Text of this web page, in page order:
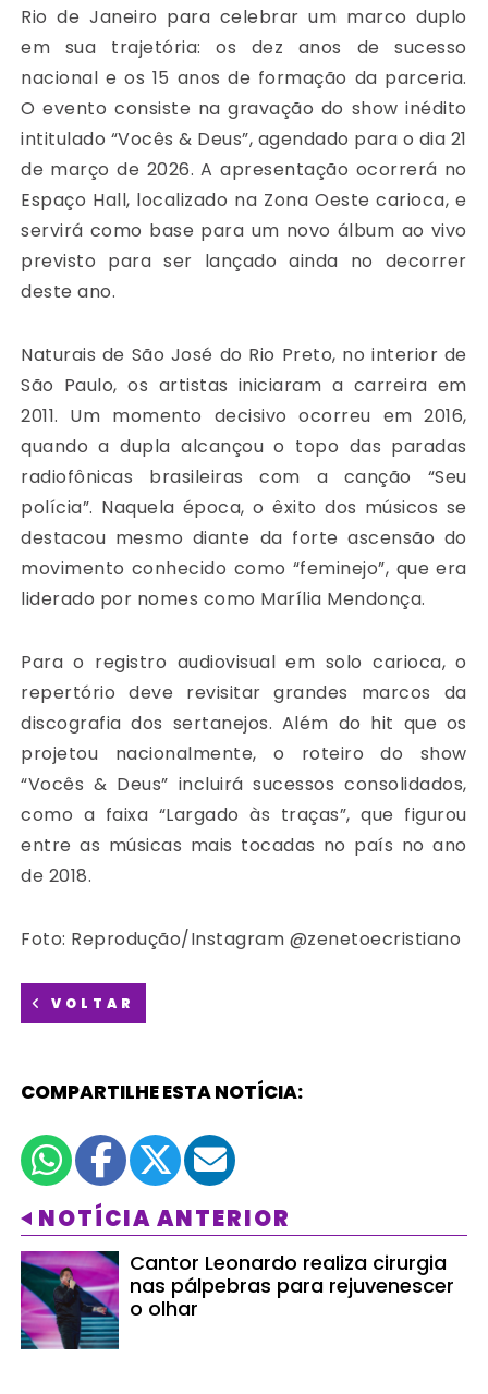
Rio de Janeiro para celebrar um marco duplo
em sua trajetória: os dez anos de sucesso
nacional e os 15 anos de formação da parceria.
O evento consiste na gravação do show inédito
intitulado “Vocês & Deus”, agendado para o dia 21
de março de 2026. A apresentação ocorrerá no
Espaço Hall, localizado na Zona Oeste carioca, e
servirá como base para um novo álbum ao vivo
previsto para ser lançado ainda no decorrer
deste ano.
Naturais de São José do Rio Preto, no interior de
São Paulo, os artistas iniciaram a carreira em
2011. Um momento decisivo ocorreu em 2016,
quando a dupla alcançou o topo das paradas
radiofônicas brasileiras com a canção “Seu
polícia”. Naquela época, o êxito dos músicos se
destacou mesmo diante da forte ascensão do
movimento conhecido como “feminejo”, que era
liderado por nomes como Marília Mendonça.
Para o registro audiovisual em solo carioca, o
repertório deve revisitar grandes marcos da
discografia dos sertanejos. Além do hit que os
projetou nacionalmente, o roteiro do show
“Vocês & Deus” incluirá sucessos consolidados,
como a faixa “Largado às traças”, que figurou
entre as músicas mais tocadas no país no ano
de 2018.
Foto: Reprodução/Instagram @zenetoecristiano
VOLTAR
COMPARTILHE ESTA NOTÍCIA:
NOTÍCIA ANTERIOR
Cantor Leonardo realiza cirurgia
nas pálpebras para rejuvenescer
o olhar